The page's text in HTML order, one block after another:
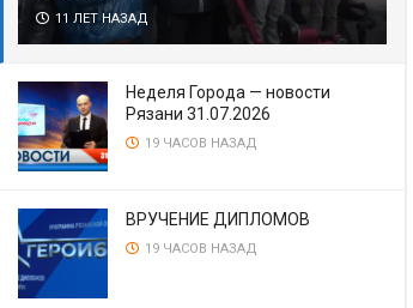
11 ЛЕТ НАЗАД
Неделя Города — новости
Рязани 31.07.2026
19 ЧАСОВ НАЗАД
ВРУЧЕНИЕ ДИПЛОМОВ
19 ЧАСОВ НАЗАД